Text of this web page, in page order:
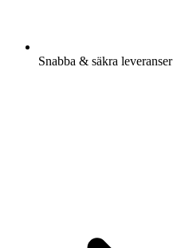
Snabba & säkra leveranser